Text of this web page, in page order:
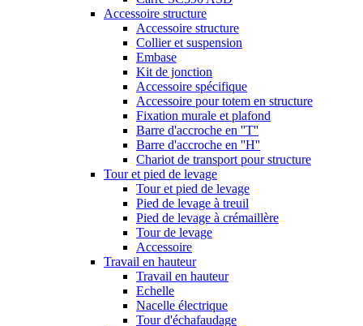
Accessoire structure
Accessoire structure
Collier et suspension
Embase
Kit de jonction
Accessoire spécifique
Accessoire pour totem en structure
Fixation murale et plafond
Barre d'accroche en ''T''
Barre d'accroche en ''H''
Chariot de transport pour structure
Tour et pied de levage
Tour et pied de levage
Pied de levage à treuil
Pied de levage à crémaillère
Tour de levage
Accessoire
Travail en hauteur
Travail en hauteur
Echelle
Nacelle électrique
Tour d'échafaudage